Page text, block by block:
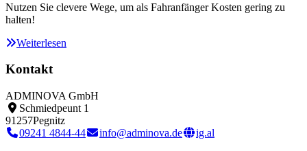
Nutzen Sie clevere Wege, um als Fahranfänger Kosten gering zu
halten!
Weiterlesen
Kontakt
ADMINOVA GmbH
Schmiedpeunt 1
91257Pegnitz
09241 4844-44
info@adminova.de ig.al